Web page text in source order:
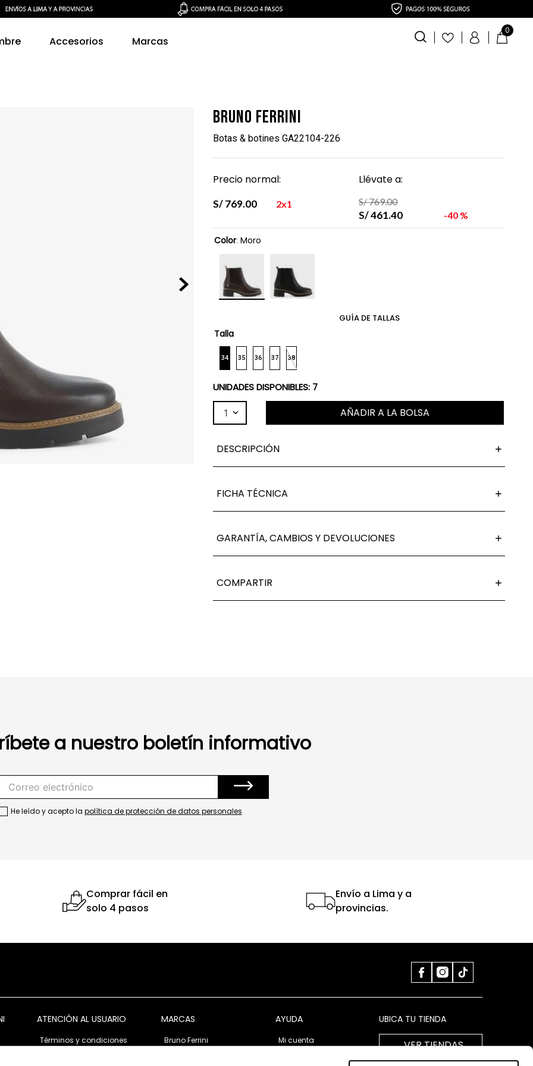
Accesorios Marcas
0
Bruno Ferrini
Botas & botines GA22104-226
Precio normal:
S/ 769.00 2x1
Llévate a:
S/769.00
S/461.40 40 %
Color: Moro
Talla
34 35 36 37 38
GUÍA DE TALLAS
UNIDADES DISPONIBLES: 7
1 AÑADIR A LA BOLSA
DESCRIPCIÓN
FICHA TÉCNICA
GARANTÍA, CAMBIOS Y DEVOLUCIONES
COMPARTIR
a nuestro boletín informativo
He leído y acepto la política de protección de datos personales
Comprar fácil en
solo 4 pasos
Envío a Lima y a
provincias.
ATENCIÓN AL USUARIO
Términos y condiciones
MARCAS
Bruno Ferrini
AYUDA
Mi cuenta
UBICA TU TIENDA
VER TIENDAS